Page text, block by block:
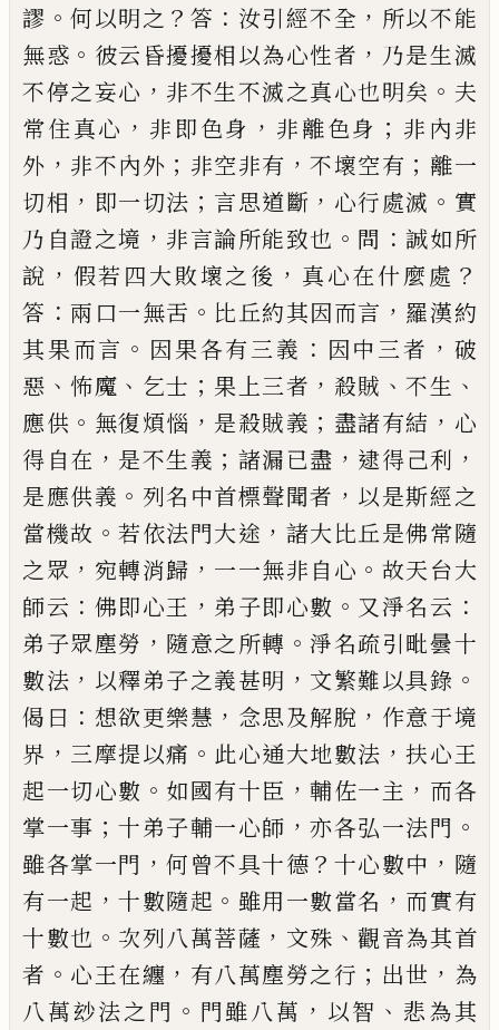
謬 。何以明之 ？ 答 ： 汝引經不全 ， 所以不能
無惑 。 彼云昏擾擾相以為心性者 ， 乃是生滅
不停之妄心 ， 非不生不滅之真心也明矣 。 夫
常住真心 ， 非即色身 ， 非離色身 ； 非內非
外 ， 非不內外 ； 非空非有 ，不壞空有 ； 離一
切相 ， 即一切法 ； 言思道斷 ， 心行處滅 。 實
乃自證之境 ， 非言論所能致也 。 問 ：誠如所
說 ， 假若四大敗壞之後 ， 真心在什麼處 ？
答 ：兩口一無舌 。 比丘約其因而言 ， 羅漢約
其果而言 。 因果各有三義 ： 因中三者 ， 破
惡 、怖魔 、 乞士 ； 果上三者 ， 殺賊 、不生 、
應供 。 無復煩惱 ， 是殺賊義 ； 盡諸有結 ， 心
得自在 ， 是不生義 ； 諸漏已盡 ， 逮得己利 ，
是應供義 。 列名中首標聲聞者 ， 以是斯經之
當機故 。若依法門大途 ， 諸大比丘是佛常隨
之眾 ， 宛轉消歸 ， 一一無非自心 。 故天台大
師云 ： 佛即心王 ， 弟子即心數 。 又淨名云 ：
弟子眾塵勞 ， 隨意之所轉 。淨名疏引毗曇十
數法 ， 以釋弟子之義甚明 ， 文繁難以具錄 。
偈曰 ： 想欲更樂慧 ， 念思及解脫 ， 作意于境
界 ， 三摩提以痛 。 此心通大地數法 ，扶心王
起一切心數 。 如國有十臣 ，輔佐一主 ， 而各
掌一事 ； 十弟子輔一心師 ，亦各弘一法門 。
雖各掌一門 ，何曾不具十德 ？ 十心數中 ， 隨
有一起 ，十數隨起 。 雖用一數當名 ， 而實有
十數也 。 次列八萬菩薩 ， 文殊 、觀音為其首
者 。 心王在纏 ， 有八萬塵勞之行 ； 出世 ， 為
八萬玅法之門 。 門雖八萬 ， 以智 、 悲為其